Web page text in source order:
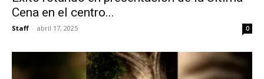
Cena en el centro...
Staff - abril 17, 2025 0